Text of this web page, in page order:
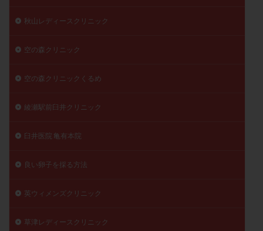
秋山レディースクリニック
空の森クリニック
空の森クリニックくるめ
綾瀬駅前臼井クリニック
臼井医院 亀有本院
良い卵子を採る方法
英ウィメンズクリニック
草津レディースクリニック